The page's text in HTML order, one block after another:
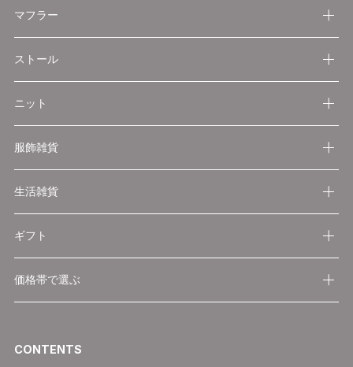
マフラー
ストール
ニット
服飾雑貨
生活雑貨
ギフト
価格帯で選ぶ
CONTENTS